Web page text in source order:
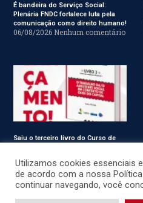
É bandeira do Serviço Social:
Plenária FNDC fortalece luta pela
comunicação como direito humano!
06/08/2026 Nenhum comentário
Saiu o terceiro livro do Curso de
© CRESS-SE 2022. Todos
Utilizamos cookies essenciais
de acordo com a nossa
continuar navegando, você